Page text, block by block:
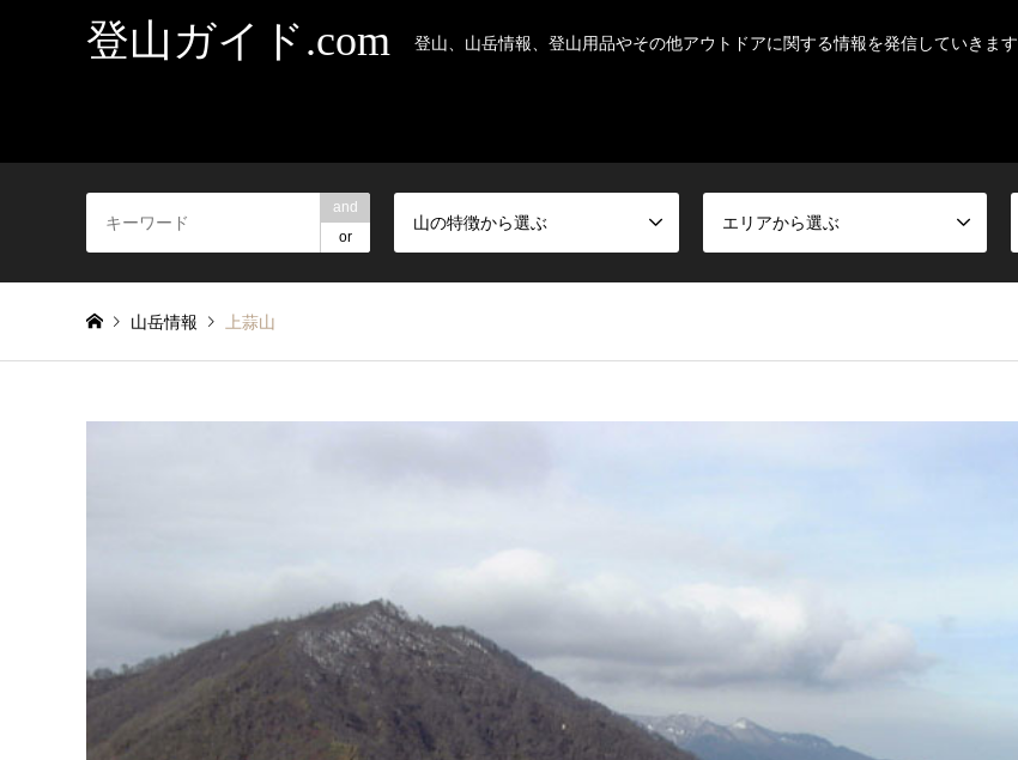
登山ガイド.com 登山、山岳情報、登山用品やその他アウトドアに関する情報を発信していきます
and
or
山の特徴から選ぶ エリアから選ぶ
山岳情報 上蒜山